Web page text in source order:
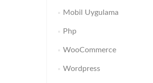
Mobil Uygulama
Php
WooCommerce
Wordpress